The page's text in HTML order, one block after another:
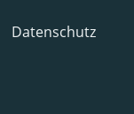
Datenschutz